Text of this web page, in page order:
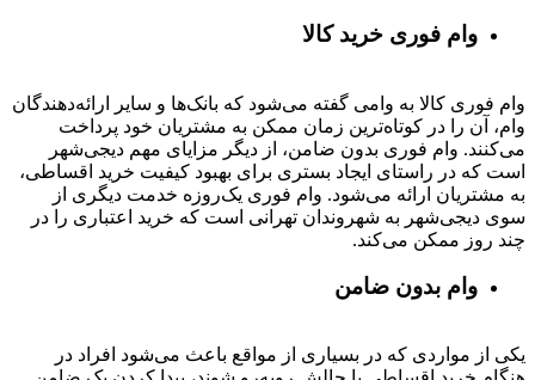
وام فوری خرید کالا
وام فوری کالا به وامی گفته می‌شود که بانک‌ها و سایر ارائه‌دهندگان
وام، آن را در کوتاه‌ترین زمان ممکن به مشتریان خود پرداخت
می‌کنند. وام فوری بدون ضامن، از دیگر مزایای مهم دیجی‌شهر
است که در راستای ایجاد بستری برای بهبود کیفیت خرید اقساطی،
به مشتریان ارائه می‌شود. وام فوری یک‌روزه خدمت دیگری از
سوی دیجی‌شهر به شهروندان تهرانی است که خرید اعتباری را در
چند روز ممکن می‌کند.
وام بدون ضامن
یکی از مواردی که در بسیاری از مواقع باعث می‌شود افراد در